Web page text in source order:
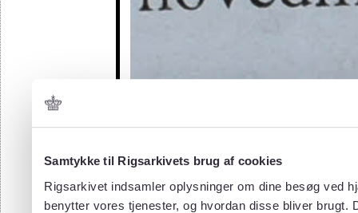
Samtykke til Rigsarkivets brug af cookies
Rigsarkivet indsamler oplysninger om dine besøg ved
benytter vores tjenester, og hvordan disse bliver